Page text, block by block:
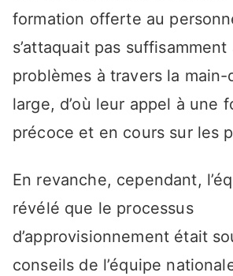
formation offerte au
s’attaquait pas suffisamment
problèmes à travers la
large, d’où leur appel à une
précoce et en cours sur les
En revanche, cependant,
révélé que le processus
d’approvisionnement était
conseils de l’équipe